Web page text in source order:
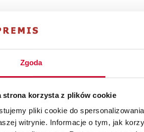
Zgoda
strona korzysta z plików cookie
pliki cookie do
witrynie. Informacje o tym, jak
z klientami,
do potrzeb użytkownika,